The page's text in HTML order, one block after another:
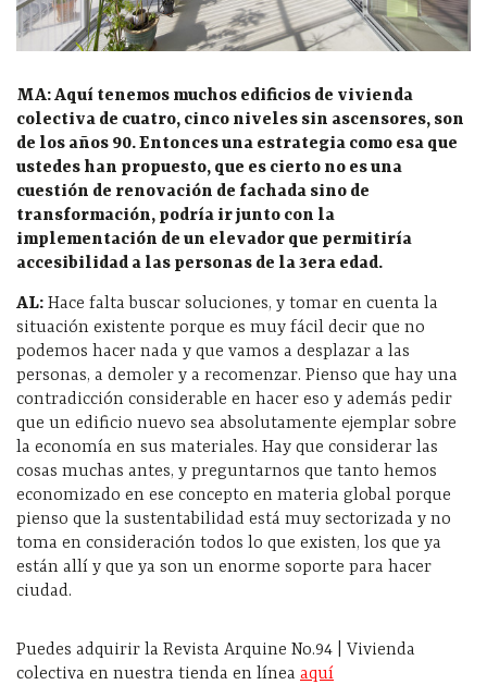
MA: Aquí tenemos muchos edificios de vivienda
colectiva de cuatro, cinco niveles sin ascensores, son
de los años 90. Entonces una estrategia como esa que
ustedes han propuesto, que es cierto no es una
cuestión de renovación de fachada sino de
transformación, podría ir junto con la
implementación de un elevador que permitiría
accesibilidad a las personas de la 3era edad.
AL: Hace falta buscar soluciones, y tomar en cuenta la
situación existente porque es muy fácil decir que no
podemos hacer nada y que vamos a desplazar a las
personas, a demoler y a recomenzar. Pienso que hay una
contradicción considerable en hacer eso y además pedir
que un edificio nuevo sea absolutamente ejemplar sobre
la economía en sus materiales. Hay que considerar las
cosas muchas antes, y preguntarnos que tanto hemos
economizado en ese concepto en materia global porque
pienso que la sustentabilidad está muy sectorizada y no
toma en consideración todos lo que existen, los que ya
están allí y que ya son un enorme soporte para hacer
ciudad.
Puedes adquirir la Revista Arquine No.94 | Vivienda
colectiva en nuestra tienda en línea aquí